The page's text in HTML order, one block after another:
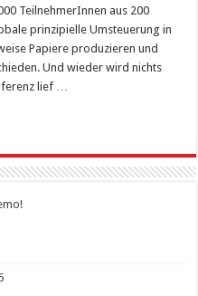
TeilnehmerInnen aus 200
prinzipielle Umsteuerung in
Papiere produzieren und
Und wieder wird nichts
lief …